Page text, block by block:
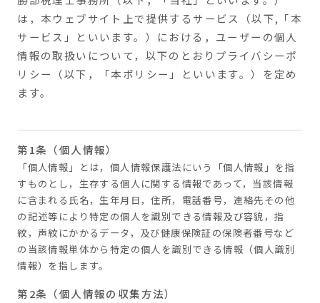
は，本ウェブサイト上で提供するサービス（以下,「本
サービス」といいます。）における，ユーザーの個人
情報の取扱いについて，以下のとおりプライバシーポ
リシー（以下，「本ポリシー」といいます。）を定め
ます。
第1条（個人情報）
「個人情報」とは，個人情報保護法にいう「個人情報」を指
すものとし，生存する個人に関する情報であって，当該情報
に含まれる氏名，生年月日，住所，電話番号，連絡先その他
の記述等により特定の個人を識別できる情報及び容貌，指
紋，声紋にかかるデータ，及び健康保険証の保険者番号など
の当該情報単体から特定の個人を識別できる情報（個人識別
情報）を指します。
第2条（個人情報の収集方法）